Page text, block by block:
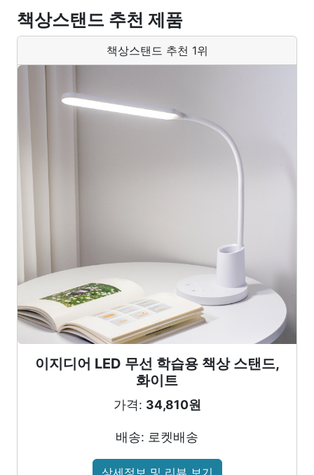
책상스탠드 추천 제품
책상스탠드 추천 1위
이지디어 LED 무선 학습용 책상 스탠드,
화이트
가격: 34,810원
배송: 로켓배송
상세정보 및 리뷰 보기